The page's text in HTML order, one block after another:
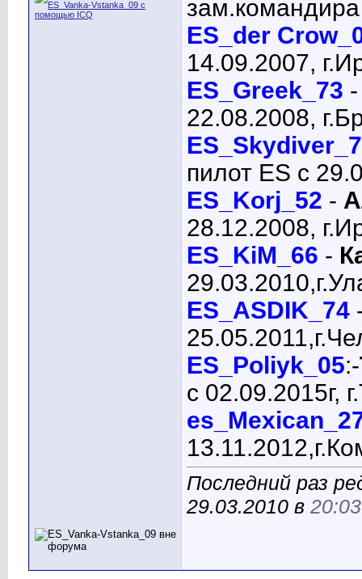
зам.командира
ES_der
14.09.2007,
ES_Greek_73
22.08.2008,
пилот ES с
ES_Korj_52 -
28.12.2008,
ES_KiM_66 -
ES_ASDIK_74
ES_Poliyk_05:-
с 02.09.2015г,
Последний раз
29.03.2010 в 20:03